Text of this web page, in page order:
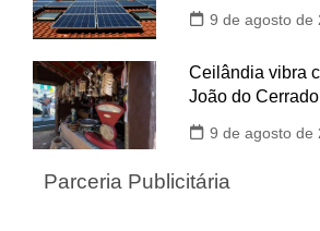
9 de agosto de
Ceilândia vibra
João do Cerrado
9 de agosto de
Parceria Publicitária